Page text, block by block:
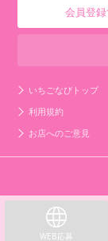
WEB応募
会員登
いちごなびトップ
利用規約
お店へのご意見